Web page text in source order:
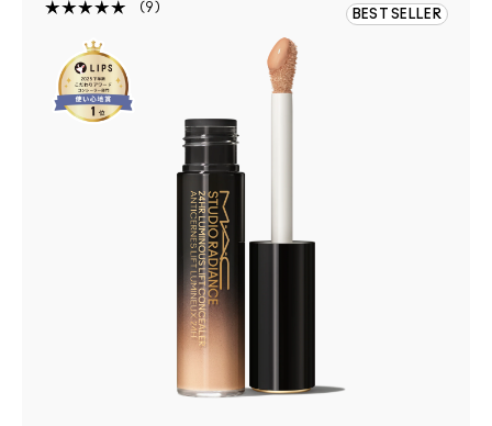
9 BEST SELLER